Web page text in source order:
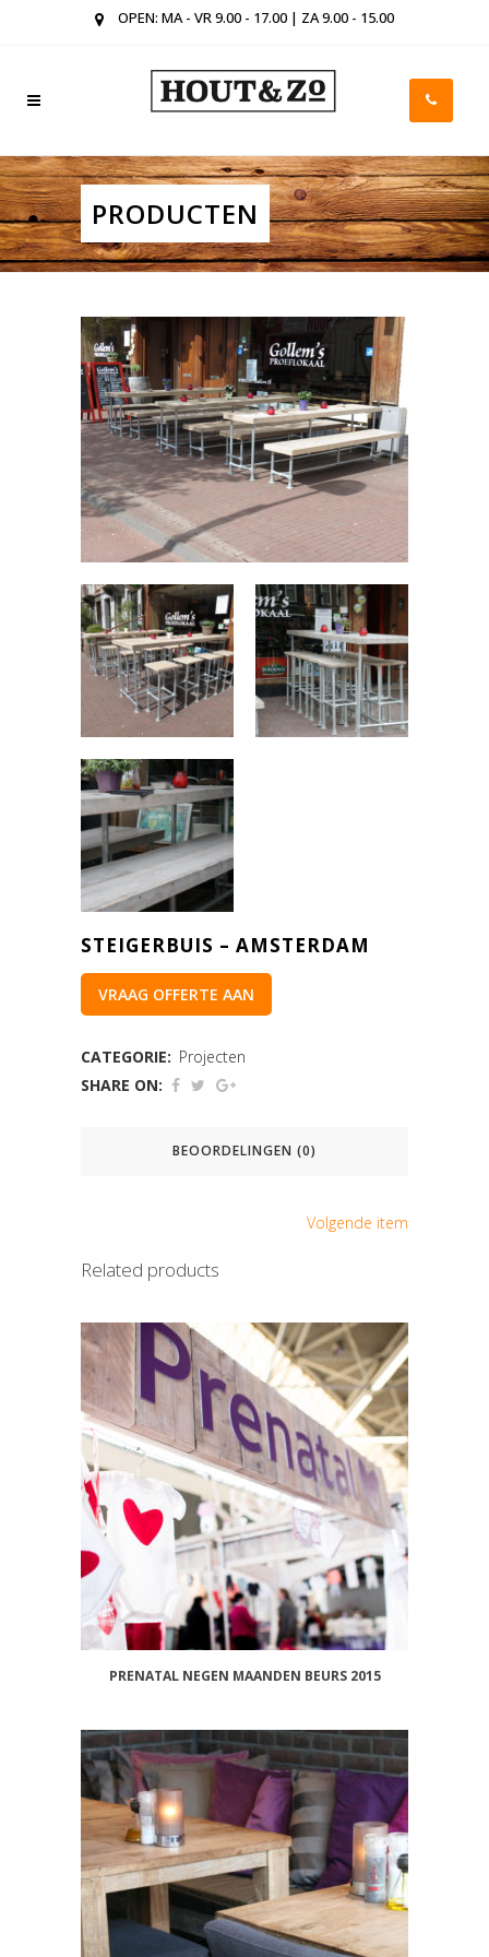
OPEN: MA - VR 9.00 - 17.00 | ZA 9.00 - 15.00
PRODUCTEN
STEIGERBUIS – AMSTERDAM
VRAAG OFFERTE AAN
CATEGORIE: Projecten
SHARE ON:
BEOORDELINGEN (0)
Volgende item
Related products
PRENATAL NEGEN MAANDEN BEURS 2015